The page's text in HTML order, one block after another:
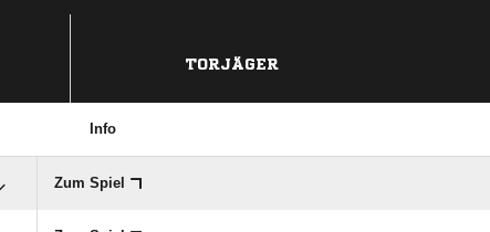
TORJÄGER
Info
Zum Spiel